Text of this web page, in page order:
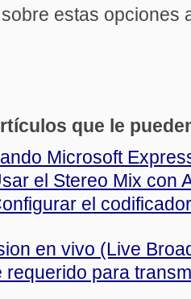
estas opciones
que le
Microsoft
el Stereo Mix con
el
en vivo (Live
requerido para